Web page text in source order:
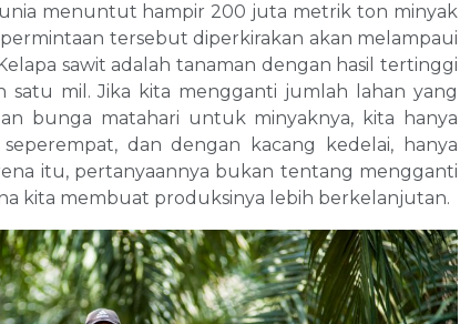
menuntut hampir 200 juta metrik ton minyak
tersebut diperkirakan akan melampaui
sawit adalah tanaman dengan hasil tertinggi
satu mil. Jika kita mengganti jumlah lahan yang
bunga matahari untuk minyaknya, kita hanya
dan dengan kacang kedelai, hanya
itu, pertanyaannya bukan tentang mengganti
kita membuat produksinya lebih berkelanjutan.